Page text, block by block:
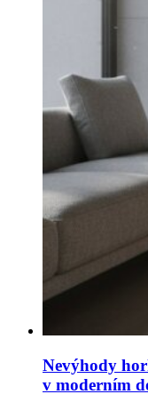
Nevýhody
v moderním